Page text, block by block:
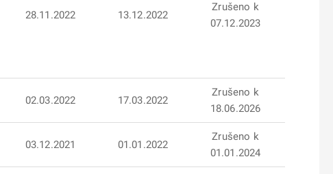
28.11.2022 13.12.2022
Zrušeno k
07.12.2023
02.03.2022 17.03.2022
Zrušeno k
18.06.2026
03.12.2021 01.01.2022
Zrušeno k
01.01.2024